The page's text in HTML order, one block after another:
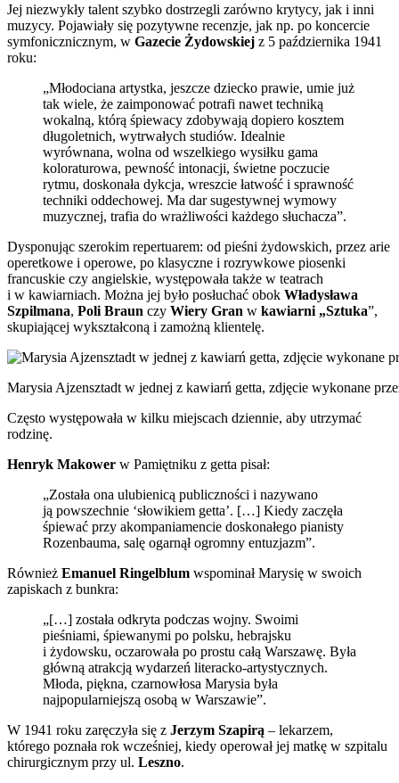
Jej niezwykły talent szybko dostrzegli zarówno krytycy, jak i inni
muzycy. Pojawiały się pozytywne recenzje, jak np. po koncercie
symfonicznicznym, w Gazecie Żydowskiej z 5 października 1941
roku:
„Młodociana artystka, jeszcze dziecko prawie, umie już
tak wiele, że zaimponować potrafi nawet techniką
wokalną, którą śpiewacy zdobywają dopiero kosztem
długoletnich, wytrwałych studiów. Idealnie
wyrównana, wolna od wszelkiego wysiłku gama
koloraturowa, pewność intonacji, świetne poczucie
rytmu, doskonała dykcja, wreszcie łatwość i sprawność
techniki oddechowej. Ma dar sugestywnej wymowy
muzycznej, trafia do wrażliwości każdego słuchacza”.
Dysponując szerokim repertuarem: od pieśni żydowskich, przez arie
operetkowe i operowe, po klasyczne i rozrywkowe piosenki
francuskie czy angielskie, występowała także w teatrach
i w kawiarniach. Można jej było posłuchać obok Władysława
Szpilmana, Poli Braun czy Wiery Gran w kawiarni „Sztuka”,
skupiającej wykształconą i zamożną klientelę.
Marysia Ajzensztadt w jednej z kawiarń getta, zdjęcie wykonane
Często występowała w kilku miejscach dziennie, aby utrzymać
rodzinę.
Henryk Makower w Pamiętniku z getta pisał:
„Została ona ulubienicą publiczności i nazywano
ją powszechnie ‘słowikiem getta’. […] Kiedy zaczęła
śpiewać przy akompaniamencie doskonałego pianisty
Rozenbauma, salę ogarnął ogromny entuzjazm”.
Również Emanuel Ringelblum wspominał Marysię w swoich
zapiskach z bunkra:
„[…] została odkryta podczas wojny. Swoimi
pieśniami, śpiewanymi po polsku, hebrajsku
i żydowsku, oczarowała po prostu całą Warszawę. Była
główną atrakcją wydarzeń literacko-artystycznych.
Młoda, piękna, czarnowłosa Marysia była
najpopularniejszą osobą w Warszawie”.
W 1941 roku zaręczyła się z Jerzym Szapirą – lekarzem,
którego poznała rok wcześniej, kiedy operował jej matkę w szpitalu
chirurgicznym przy ul. Leszno.